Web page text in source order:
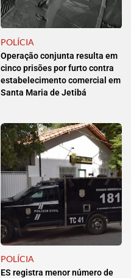
POLÍCIA
Operação conjunta resulta em
cinco prisões por furto contra
estabelecimento comercial em
Santa Maria de Jetibá
POLÍCIA
ES registra menor número de